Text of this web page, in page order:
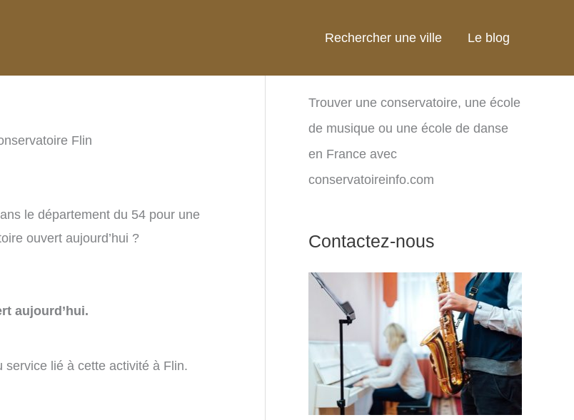
Rechercher une ville Le blog
Flin
le département du 54 pour une
ouvert aujourd’hui ?
aujourd’hui.
lié à cette activité à Flin.
Trouver une conservatoire, une école
de musique ou une école de danse
en France avec
conservatoireinfo.com
Contactez-nous